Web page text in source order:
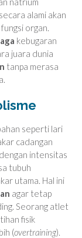
alami akan
organ.
kebugaran
juara dunia
tanpa merasa
seperti lari
cadangan
intensitas
tubuh
utama. Hal ini
agar tetap
Seorang atlet
fisik
(overtraining).